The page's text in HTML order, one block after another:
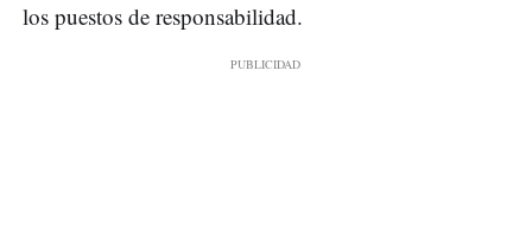
los puestos de responsabilidad.